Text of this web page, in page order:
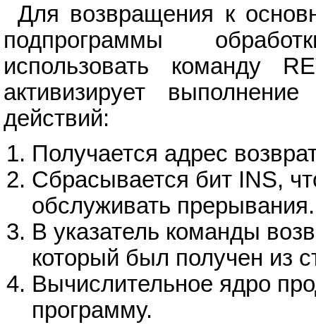
Для возвращения к
подпрограммы
использовать команду
активизирует
действий:
Получается адрес
Сбрасывается бит INS,
обслуживать прерывания.
В указатель команды
который был получен из
Вычислительное ядро
программу.